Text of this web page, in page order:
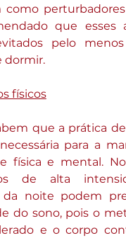
como
que esses
pelo
dormir.
físicos
que a prática
para a
física e mental.
de alta
da noite podem
do sono, pois o
e o corpo